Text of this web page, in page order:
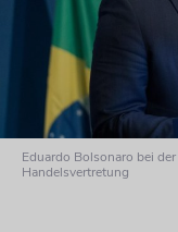
Eduardo Bolsonaro bei
Handelsvertretung